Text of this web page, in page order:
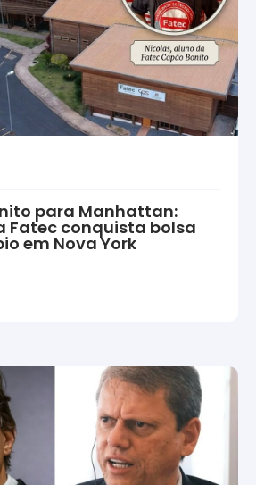
para Manhattan:
Fatec conquista bolsa
em Nova York